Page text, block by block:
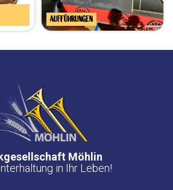
AUFFÜHRUNGEN
Möhlin
in Ihr Leben!